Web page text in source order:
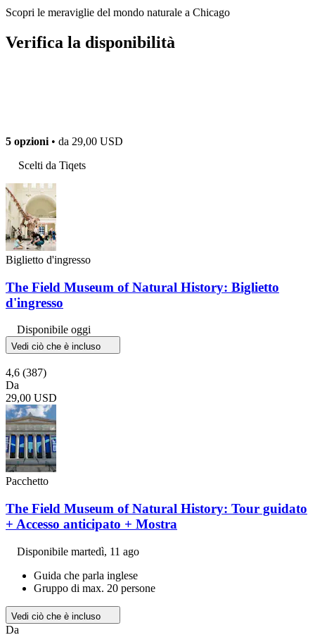
Scopri le meraviglie del mondo naturale a Chicago
Verifica la disponibilità
5 opzioni • da 29,00 USD
Scelti da Tiqets
Biglietto d'ingresso
The Field Museum of Natural History: Biglietto
d'ingresso
Disponibile oggi
Vedi ciò che è incluso
4,6 (387)
Da
29,00 USD
Pacchetto
The Field Museum of Natural History: Tour guidato
+ Accesso anticipato + Mostra
Disponibile martedì, 11 ago
Guida che parla inglese
Gruppo di max. 20 persone
Vedi ciò che è incluso
Da